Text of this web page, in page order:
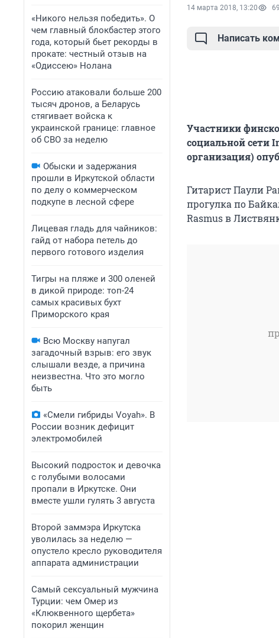
«Никого нельзя победить». О
чем главный блокбастер этого
года, который бьет рекорды в
прокате: честный отзыв на
«Одиссею» Нолана
Россию атаковали больше 200
тысяч дронов, а Беларусь
стягивает войска к
украинской границе: главное
об СВО за неделю
Обыски и задержания
прошли в Иркутской области
по делу о коммерческом
подкупе в лесной сфере
Лицевая гладь для чайников:
гайд от набора петель до
первого готового изделия
Тигры на пляже и 300 оленей
в дикой природе: топ-24
самых красивых бухт
Приморского края
Всю Москву напугал
загадочный взрыв: его звук
слышали везде, а причина
неизвестна. Что это могло
быть
«Смели гибриды Voyah». В
России возник дефицит
электромобилей
Высокий подросток и девочка
с голубыми волосами
пропали в Иркутске. Они
вместе ушли гулять 3 августа
Второй заммэра Иркутска
уволилась за неделю —
опустело кресло руководителя
аппарата администрации
Самый сексуальный мужчина
Турции: чем Омер из
«Клюквенного щербета»
покорил женщин
14 марта 2018, 13:20
Написать
Участники
социальной сети
организация)
Гитарист Паули
прогулка по
Rasmus в